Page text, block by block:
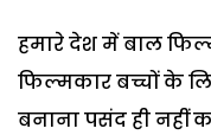
हमारे देश में बाल
फिल्मकार बच्चों के
बनाना पसंद ही नहीं